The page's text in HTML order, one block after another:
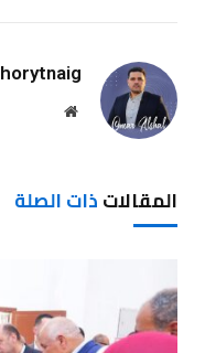
horytnaig
موقع
المقالاتذات الصلة